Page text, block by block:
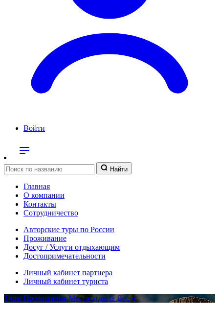
Войти
Найти
Главная
О компании
Контакты
Сотрудничество
Авторские туры по России
Проживание
Досуг / Услуги отдыхающим
Достопримечательности
Личный кабинет партнера
Личный кабинет туриста
Туры ПроживаниеМеста отдыха Досуг